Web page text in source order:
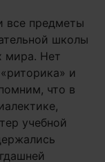
все предметы
школы
мира. Нет
и
что в
учебной